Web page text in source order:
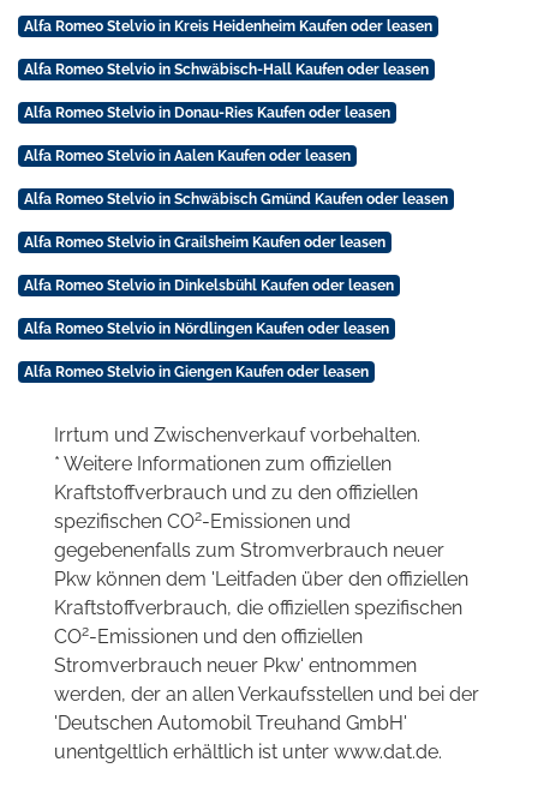
Alfa Romeo Stelvio in Kreis Heidenheim Kaufen oder leasen
Alfa Romeo Stelvio in Schwäbisch-Hall Kaufen oder leasen
Alfa Romeo Stelvio in Donau-Ries Kaufen oder leasen
Alfa Romeo Stelvio in Aalen Kaufen oder leasen
Alfa Romeo Stelvio in Schwäbisch Gmünd Kaufen oder leasen
Alfa Romeo Stelvio in Grailsheim Kaufen oder leasen
Alfa Romeo Stelvio in Dinkelsbühl Kaufen oder leasen
Alfa Romeo Stelvio in Nördlingen Kaufen oder leasen
Alfa Romeo Stelvio in Giengen Kaufen oder leasen
Irrtum und Zwischenverkauf vorbehalten.
* Weitere Informationen zum offiziellen
Kraftstoffverbrauch und zu den offiziellen
spezifischen CO2-Emissionen und
gegebenenfalls zum Stromverbrauch neuer
Pkw können dem 'Leitfaden über den offiziellen
Kraftstoffverbrauch, die offiziellen spezifischen
CO2-Emissionen und den offiziellen
Stromverbrauch neuer Pkw' entnommen
werden, der an allen Verkaufsstellen und bei der
'Deutschen Automobil Treuhand GmbH'
unentgeltlich erhältlich ist unter www.dat.de.